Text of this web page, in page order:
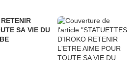
SA VIE DU